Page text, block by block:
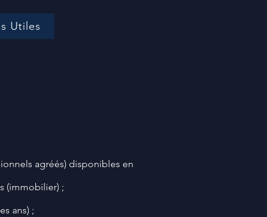
Utiles
agréés) disponibles en
(immobilier) ;
ans) ;